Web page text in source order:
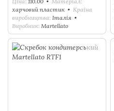
харчовий пластик
Країна
виробництва Італія
Виробник Martellato